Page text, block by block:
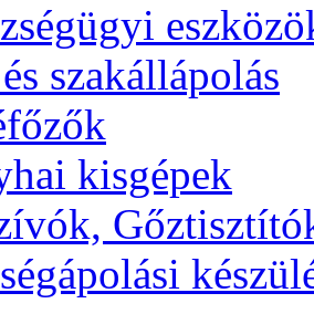
szakállápolás
kisgépek